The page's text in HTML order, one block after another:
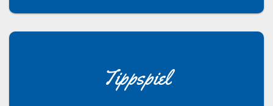
Tippspiel